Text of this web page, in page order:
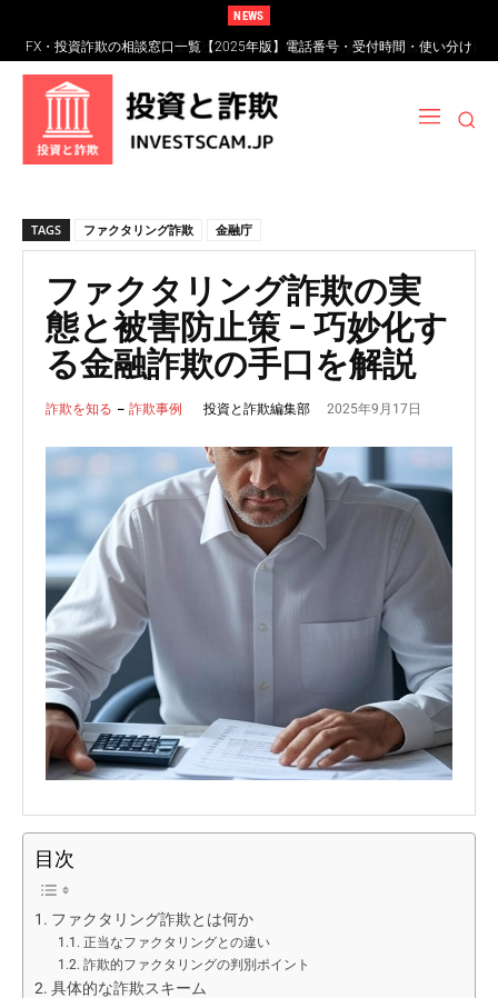
NEWS
FXスワップポイント運用とは？仕組み・リスク・高金利通貨詐欺の見分け
方
TAGS ファクタリング詐欺 金融庁
ファクタリング詐欺の実
態と被害防止策 – 巧妙化す
る金融詐欺の手口を解説
詐欺を知る 詐欺事例 投資と詐欺編集部 2025年9月17日
目次
ファクタリング詐欺とは何か
正当なファクタリングとの違い
詐欺的ファクタリングの判別ポイント
具体的な詐欺スキーム